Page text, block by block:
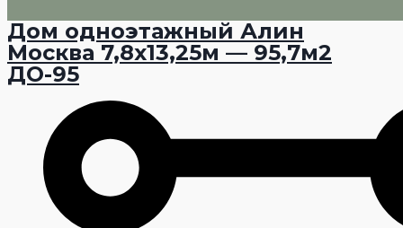
Дом одноэтажный Алин
Москва 7,8х13,25м — 95,7м2
ДО-95